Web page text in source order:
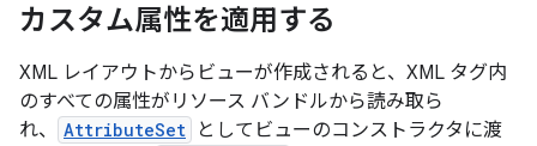
カスタム属性を適用する
XML レイアウトからビューが作成されると、XML タグ内
のすべての属性がリソース バンドルから読み取ら
れ、
AttributeSet
としてビューのコンストラクタに渡